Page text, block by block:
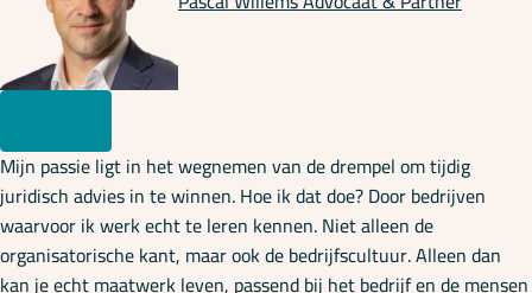
Mijn passie ligt in het wegnemen van de drempel om tijdig
juridisch advies in te winnen. Hoe ik dat doe? Door bedrijven
waarvoor ik werk echt te leren kennen. Niet alleen de
organisatorische kant, maar ook de bedrijfscultuur. Alleen dan
kan je echt maatwerk leven, passend bij het bedrijf en de mensen